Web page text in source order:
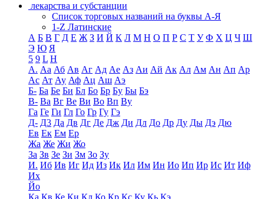
лекарства и субстанции
Список торговых названий на буквы А-Я
1-Z Латинские
А Б В Г Д Е Ж З И Й К Л М Н О П Р С Т У Ф Х Ц Ч Ш
Э Ю Я
5 9 L H
А. Аа Аб Ав Аг Ад Ае Аз Аи Ай Ак Ал Ам Ан Ап Ар
Ас Ат Ау Аф Ац Аш Аэ
Б- Ба Бе Би Бл Бо Бр Бу Бы Бэ
В- Ва Вг Ве Ви Во Вп Ву
Га Ге Ги Гл Го Гр Гу Гэ
Д- Д3 Да Дв Дг Де Дж Ди Дл До Др Ду Ды Дэ Дю
Ев Ек Ем Ер
Жа Же Жи Жо
За Зв Зе Зи Зм Зо Зу
И. Иб Ив Иг Ид Из Ик Ил Им Ин Ио Ип Ир Ис Ит Иф
Их
Йо
Ка Кв Ке Ки Кл Ко Кр Кс Ку Кь Кэ